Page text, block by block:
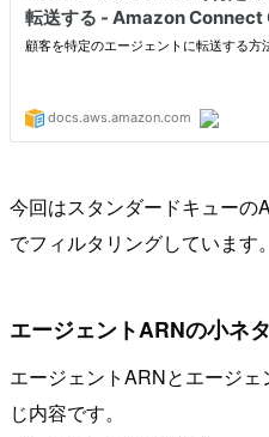
今回はスタンダードキュー
でフィルタリングしています。
エージェントARNの小ネタ
エージェントARNとエージ
じ内容です。